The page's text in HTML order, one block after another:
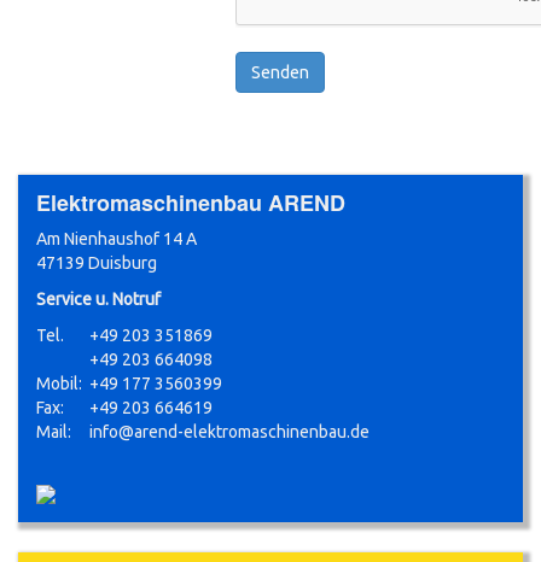
Senden
Elektromaschinenbau AREND
Am Nienhaushof 14 A
47139 Duisburg
Service u. Notruf
Tel.
Mobil:
Fax:
Mail:
+49 203 351869
+49 203 664098
+49 177 3560399
+49 203 664619
info@arend-elektromaschinenbau.de